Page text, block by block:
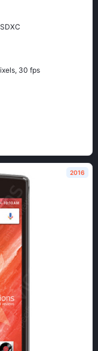
30 fps
2016